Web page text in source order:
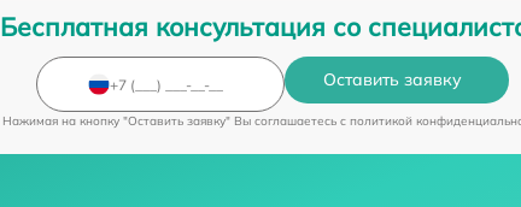
Бесплатная консультация со
Оставить заявку
Нажимая на кнопку "Оставить заявку" Вы соглашаетесь c политикой